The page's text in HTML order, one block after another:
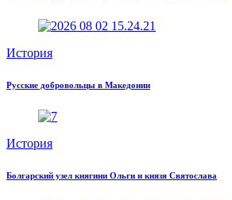
История
Русские добровольцы в Македонии
История
Болгарский узел княгини Ольги и князя Святослава